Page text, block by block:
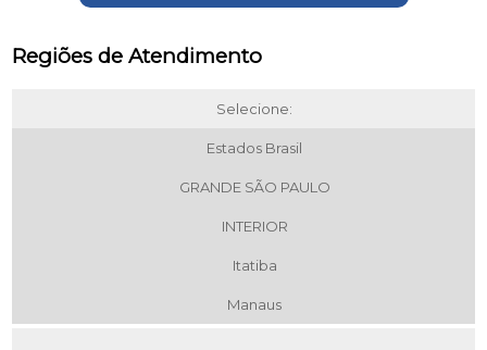
Regiões de Atendimento
Selecione:
Estados Brasil
GRANDE SÃO PAULO
INTERIOR
Itatiba
Manaus